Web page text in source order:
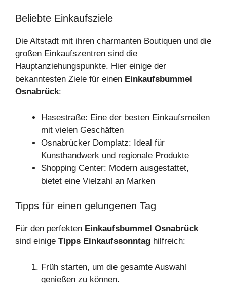
Beliebte Einkaufsziele
Die Altstadt mit ihren charmanten Boutiquen und die
großen Einkaufszentren sind die
Hauptanziehungspunkte. Hier einige der
bekanntesten Ziele für einen Einkaufsbummel
Osnabrück:
Hasestraße: Eine der besten Einkaufsmeilen
mit vielen Geschäften
Osnabrücker Domplatz: Ideal für
Kunsthandwerk und regionale Produkte
Shopping Center: Modern ausgestattet,
bietet eine Vielzahl an Marken
Tipps für einen gelungenen Tag
Für den perfekten Einkaufsbummel Osnabrück
sind einige Tipps Einkaufssonntag hilfreich:
Früh starten, um die gesamte Auswahl
genießen zu können.